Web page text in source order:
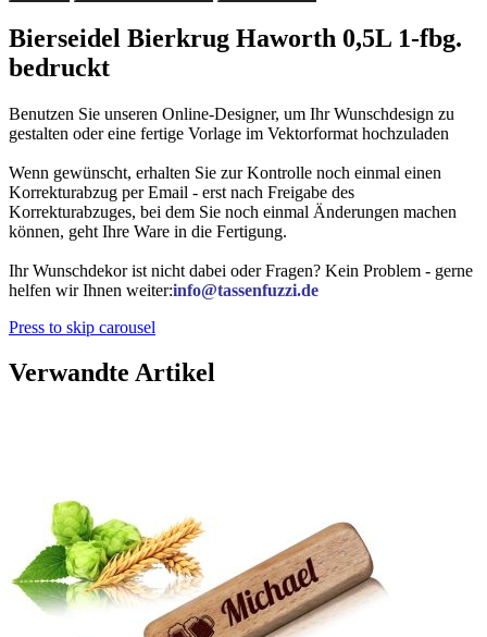
Bierseidel Bierkrug Haworth 0,5L 1-fbg.
bedruckt
Benutzen Sie unseren Online-Designer, um Ihr Wunschdesign zu
gestalten oder eine fertige Vorlage im Vektorformat hochzuladen
Wenn gewünscht, erhalten Sie zur Kontrolle noch einmal einen
Korrekturabzug per Email - erst nach Freigabe des
Korrekturabzuges, bei dem Sie noch einmal Änderungen machen
können, geht Ihre Ware in die Fertigung.
Ihr Wunschdekor ist nicht dabei oder Fragen? Kein Problem - gerne
helfen wir Ihnen weiter:info@tassenfuzzi.de
Press to skip carousel
Verwandte Artikel